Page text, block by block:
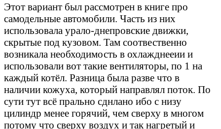
Этот вариант был рассмотрен в книге про
самодельные автомобили. Часть из них
использовала урало-днепровские движки,
скрытые под кузовом. Там соотвественно
возникала необходимость в охлажднееии и
использовали вот такие вентиляторы, по 1 на
каждый котёл. Разница была разве что в
наличии кожуха, который направлял поток. По
сути тут всё прально сднлано ибо с низу
цилиндр менее горячий, чем сверху в многом
потому что сверху воздух и так нагретый и